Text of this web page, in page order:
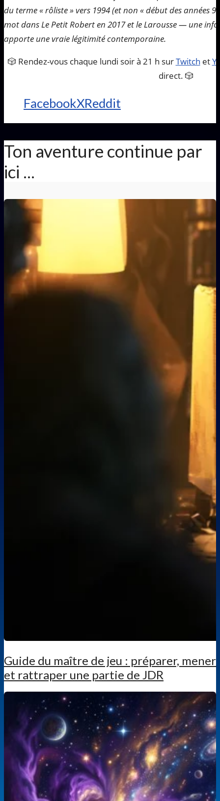
du terme « rôliste » vers 1994 (et non « début des années
mot dans Le Petit Robert en 2017 et le Larousse — une
apporte une vraie légitimité contemporaine.
🎲 Rendez-vous chaque lundi soir à 21 h surTwitch et
direct. 🎲
FacebookXReddit
Ton aventure continue par
ici ...
Guide du maître de jeu : préparer, mener
et rattraper une partie de JDR